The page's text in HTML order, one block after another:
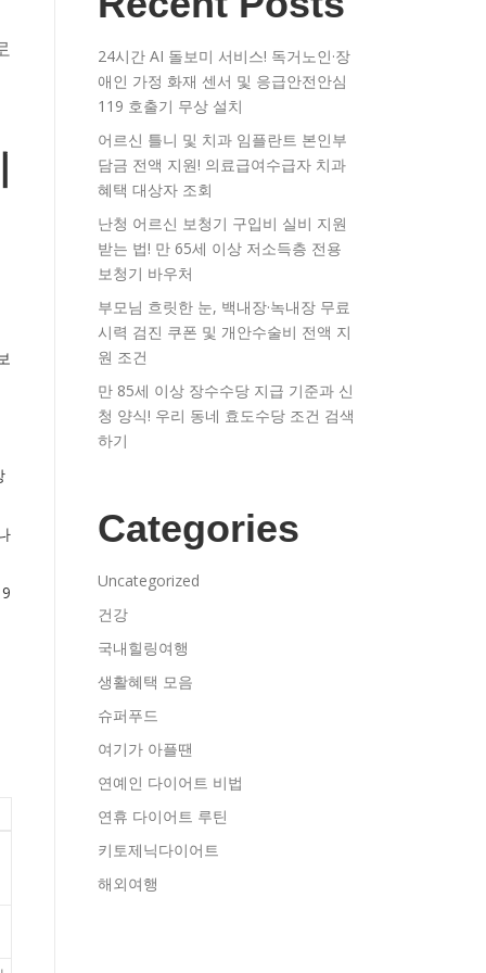
24시간 AI 돌보미 서비스! 독거노인·장
애인 가정 화재 센서 및 응급안전안심
119 호출기 무상 설치
어르신 틀니 및 치과 임플란트 본인부
담금 전액 지원! 의료급여수급자 치과
혜택 대상자 조회
난청 어르신 보청기 구입비 실비 지원
받는 법! 만 65세 이상 저소득층 전용
보청기 바우처
부모님 흐릿한 눈, 백내장·녹내장 무료
시력 검진 쿠폰 및 개안수술비 전액 지
원 조건
만 85세 이상 장수수당 지급 기준과 신
청 양식! 우리 동네 효도수당 조건 검색
하기
Categories
Uncategorized
건강
국내힐링여행
생활혜택 모음
슈퍼푸드
여기가 아플땐
연예인 다이어트 비법
연휴 다이어트 루틴
키토제닉다이어트
해외여행